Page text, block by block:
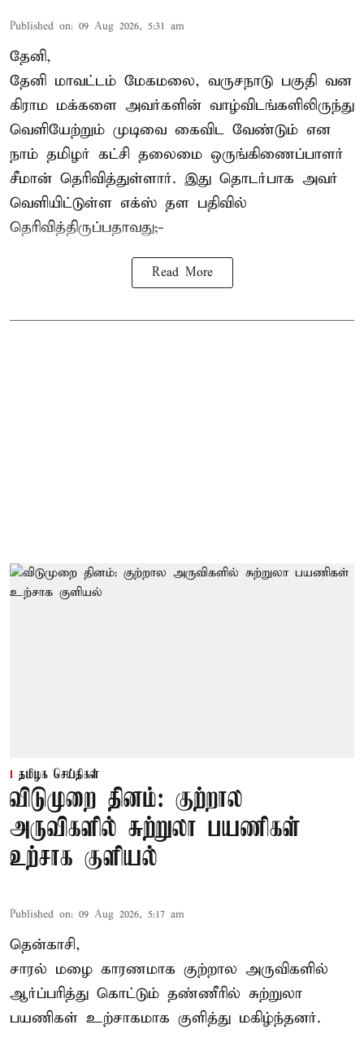
Published on: 09 Aug 2026, 5:31 am
தேனி,
தேனி மாவட்டம் மேகமலை, வருசநாடு பகுதி வன
கிராம மக்களை அவர்களின் வாழ்விடங்களிலிருந்து
வெளியேற்றும் முடிவை கைவிட வேண்டும் என
நாம் தமிழர் கட்சி தலைமை ஒருங்கிணைப்பாளர்
சீமான் தெரிவித்துள்ளார். இது தொடர்பாக அவர்
வெளியிட்டுள்ள எக்ஸ் தள பதிவில்
தெரிவித்திருப்பதாவது;-
Read More
தமிழக செய்திகள்
விடுமுறை தினம்: குற்றால
அருவிகளில் சுற்றுலா பயணிகள்
உற்சாக குளியல்
Published on: 09 Aug 2026, 5:17 am
தென்காசி,
சாரல் மழை காரணமாக குற்றால அருவிகளில்
ஆர்ப்பரித்து கொட்டும் தண்ணீரில் சுற்றுலா
பயணிகள் உற்சாகமாக குளித்து மகிழ்ந்தனர்.